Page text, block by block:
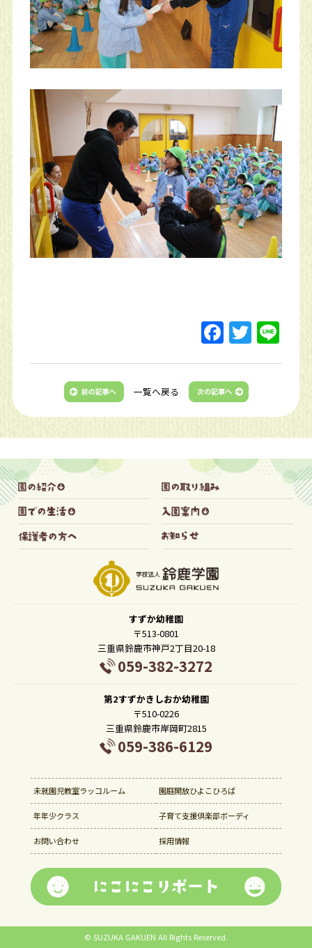
一覧へ戻る
すずか幼稚園
〒513-0801
三重県鈴鹿市神戸2丁目20-18
059-382-3272
第2すずかきしおか幼稚園
〒510-0226
三重県鈴鹿市岸岡町2815
059-386-6129
未就園児教室ラッコルーム 園庭開放ひよこひろば
年年少クラス 子育て支援倶楽部ボーディ
お問い合わせ 採用情報
© SUZUKA GAKUEN All Rights Reserved.